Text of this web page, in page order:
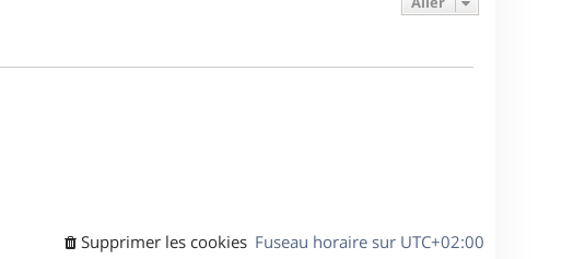
e
Fuseau horaire sur UTC+02:00
Supprimer les cookies